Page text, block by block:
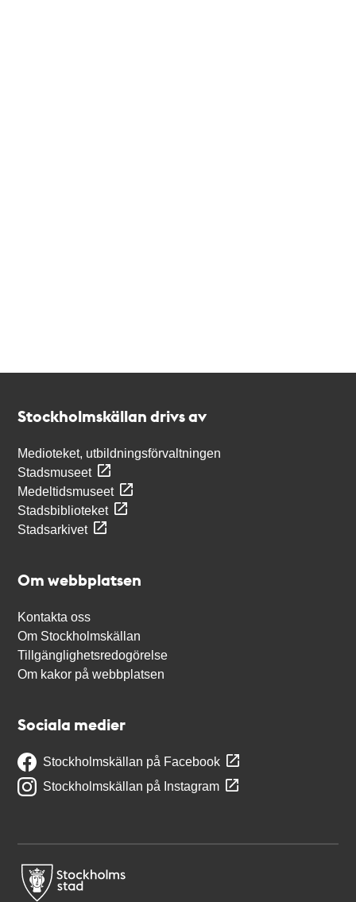
Stockholmskällan drivs av
Medioteket, utbildningsförvaltningen
Stadsmuseet
Medeltidsmuseet
Stadsbiblioteket
Stadsarkivet
Om webbplatsen
Kontakta oss
Om Stockholmskällan
Tillgänglighetsredogörelse
Om kakor på webbplatsen
Sociala medier
Stockholmskällan på Facebook
Stockholmskällan på Instagram